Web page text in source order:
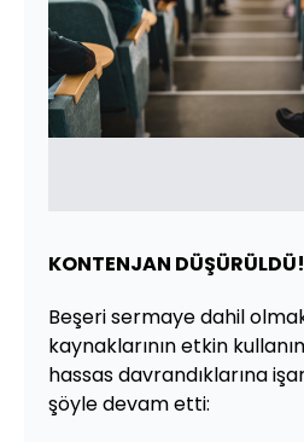
KONTENJAN DÜŞÜRÜLDÜ!
Beşeri sermaye dahil
kaynaklarının etkin
hassas davrandıklarına
şöyle devam etti: